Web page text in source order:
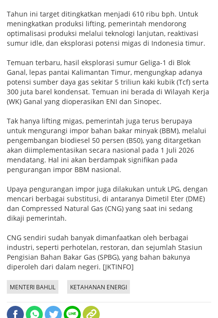
Tahun ini target ditingkatkan menjadi 610 ribu bph. Untuk
meningkatkan produksi lifting, pemerintah mendorong
optimalisasi produksi melalui teknologi lanjutan, reaktivasi
sumur idle, dan eksplorasi potensi migas di Indonesia timur.
Temuan terbaru, hasil eksplorasi sumur Geliga-1 di Blok
Ganal, lepas pantai Kalimantan Timur, mengungkap adanya
potensi sumber daya gas sekitar 5 triliun kaki kubik (Tcf) serta
300 juta barel kondensat. Temuan ini berada di Wilayah Kerja
(WK) Ganal yang dioperasikan ENI dan Sinopec.
Tak hanya lifting migas, pemerintah juga terus berupaya
untuk mengurangi impor bahan bakar minyak (BBM), melalui
pengembangan biodiesel 50 persen (B50), yang ditargetkan
akan diimplementasikan secara nasional pada 1 Juli 2026
mendatang. Hal ini akan berdampak signifikan pada
pengurangan impor BBM nasional.
Upaya pengurangan impor juga dilakukan untuk LPG, dengan
mencari berbagai substitusi, di antaranya Dimetil Eter (DME)
dan Compressed Natural Gas (CNG) yang saat ini sedang
dikaji pemerintah.
CNG sendiri sudah banyak dimanfaatkan oleh berbagai
industri, seperti perhotelan, restoran, dan sejumlah Stasiun
Pengisian Bahan Bakar Gas (SPBG), yang bahan bakunya
diperoleh dari dalam negeri. [JKTINFO]
MENTERI BAHLIL KETAHANAN ENERGI